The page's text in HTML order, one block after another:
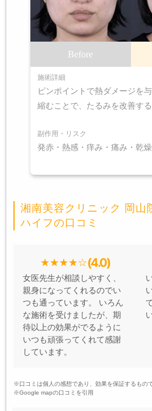
Before
施術詳細
ピンポイントで熱ダメージを
縮むことで、たるみを改善す
副作用・リスク
発赤・熱感・痒み・痛み・乾
湘南美容クリニック 岡山
ハイフの口コミ
(4.0)
女医先生が相談しやすく、
親身になってくれるのでい
つも通っています。 いろん
な施術を受けましたが、期
待以上の効果がでるように
いつも頑張ってくれて感謝
しています。
※口コミは個人の感想であり、効果を保証するもの
※Google mapの口コミを引用